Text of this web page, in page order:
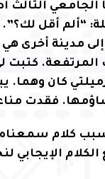
الثالث
“ألم أقل
مدينة أخرى هي
المرتفعة.
كان وهما.
فقدت
كلام سمعناه
الإيجابي